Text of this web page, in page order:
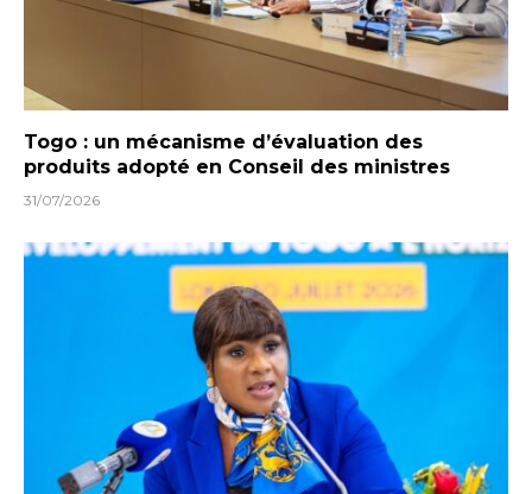
Togo : un mécanisme d’évaluation des
produits adopté en Conseil des ministres
31/07/2026